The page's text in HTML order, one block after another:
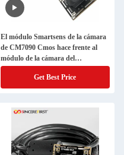
El módulo Smartsens de la cámara
de CM7090 Cmos hace frente al
módulo de la cámara del
reconocimiento
Get Best Price